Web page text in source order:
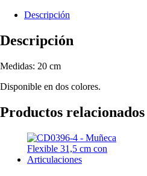
Descripción
Descripción
Medidas: 20 cm
Disponible en dos colores.
Productos relacionados